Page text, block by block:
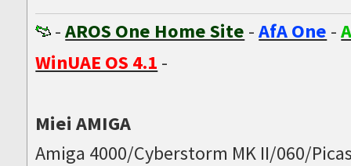
-AROS One Home Site -AfA One -
WinUAE OS 4.1 -
Miei AMIGA
Amiga 4000/Cyberstorm MK II/060/